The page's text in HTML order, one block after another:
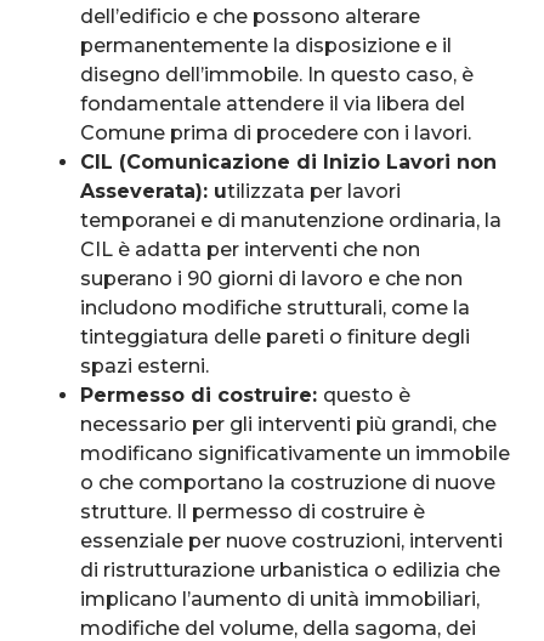
dell’edificio e che possono alterare
permanentemente la disposizione e il
disegno dell’immobile. In questo caso, è
fondamentale attendere il via libera del
Comune prima di procedere con i lavori.
CIL (Comunicazione di Inizio Lavori non
Asseverata): utilizzata per lavori
temporanei e di manutenzione ordinaria, la
CIL è adatta per interventi che non
superano i 90 giorni di lavoro e che non
includono modifiche strutturali, come la
tinteggiatura delle pareti o finiture degli
spazi esterni.
Permesso di costruire: questo è
necessario per gli interventi più grandi, che
modificano significativamente un immobile
o che comportano la costruzione di nuove
strutture. Il permesso di costruire è
essenziale per nuove costruzioni, interventi
di ristrutturazione urbanistica o edilizia che
implicano l’aumento di unità immobiliari,
modifiche del volume, della sagoma, dei